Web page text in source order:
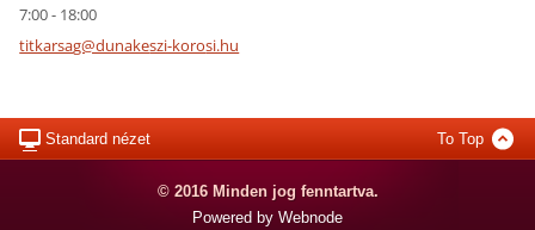
7:00 - 18:00
titkarsag@dunakeszi-korosi.hu
Standard nézet To Top
© 2016 Minden jog fenntartva.
Powered by Webnode